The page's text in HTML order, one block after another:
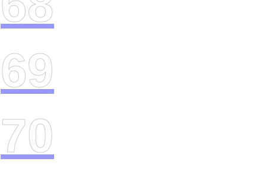
69
70